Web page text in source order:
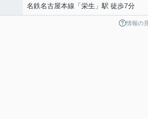
名鉄名古屋本線 「栄生 」駅 徒歩7分
情報の